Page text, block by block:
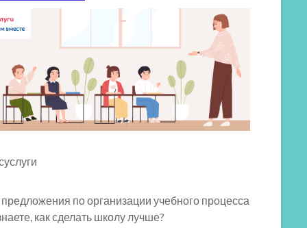
по организации учебного процесса
как сделать школу лучше?